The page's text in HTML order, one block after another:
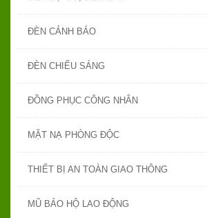
ĐÈN CẢNH BÁO
ĐÈN CHIẾU SÁNG
ĐỒNG PHỤC CÔNG NHÂN
MẶT NẠ PHÒNG ĐỘC
THIẾT BỊ AN TOÀN GIAO THÔNG
MŨ BẢO HỘ LAO ĐỘNG